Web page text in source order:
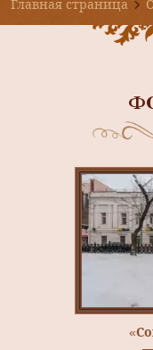
Главная страница